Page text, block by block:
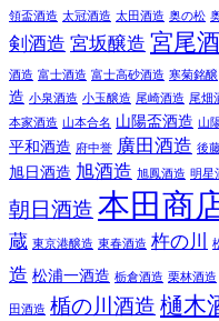
領盃酒造 太冠酒造 太田酒造 奥の松
剣酒造 宮坂醸造 宮尾
酒造 富士酒造 富士高砂酒造 寒菊銘醸
造 小泉酒造 小玉醸造 尾崎酒造 尾畑
本家酒造 山本合名 山陽盃酒造 山
平和酒造 府中誉 廣田酒造 後
旭日酒造 旭酒造 旭鳳酒造 明星
朝日酒造 本田商
蔵 東京港醸造 東春酒造 杵の川
造 松浦一酒造 栃倉酒造 栗林酒造
田酒造 楯の川酒造 樋木